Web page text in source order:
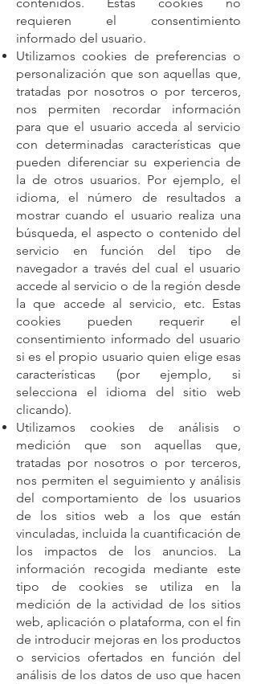
requieren el consentimiento
informado del usuario.
Utilizamos cookies de preferencias o
personalización que son aquellas que,
tratadas por nosotros o por terceros,
nos permiten recordar información
para que el usuario acceda al servicio
con determinadas características que
pueden diferenciar su experiencia de
la de otros usuarios. Por ejemplo, el
idioma, el número de resultados a
mostrar cuando el usuario realiza una
búsqueda, el aspecto o contenido del
servicio en función del tipo de
navegador a través del cual el usuario
accede al servicio o de la región desde
la que accede al servicio, etc. Estas
cookies pueden requerir el
consentimiento informado del usuario
si es el propio usuario quien elige esas
características (por ejemplo, si
selecciona el idioma del sitio web
clicando).
Utilizamos cookies de análisis o
medición que son aquellas que,
tratadas por nosotros o por terceros,
nos permiten el seguimiento y análisis
del comportamiento de los usuarios
de los sitios web a los que están
vinculadas, incluida la cuantificación de
los impactos de los anuncios. La
información recogida mediante este
tipo de cookies se utiliza en la
medición de la actividad de los sitios
web, aplicación o plataforma, con el fin
de introducir mejoras en los productos
o servicios ofertados en función del
análisis de los datos de uso que hacen